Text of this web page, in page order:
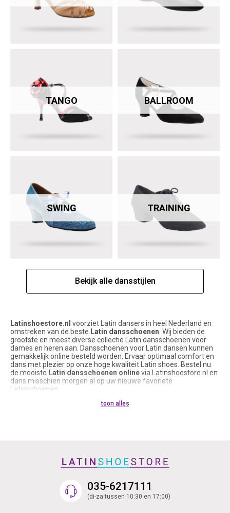
TANGO BALLROOM
SWING TRAINING
Bekijk alle dansstijlen
Latinshoestore.nl voorziet Latin dansers in heel Nederland en
omstreken van de beste Latin dansschoenen. Wij bieden de
grootste en meest diverse collectie Latin dansschoenen voor
dames en heren aan. Dansschoenen voor Latin dansen kunnen
gemakkelijk online besteld worden. Ervaar optimaal comfort en
dans met plezier op onze hoge kwaliteit Latin shoes. Bestel nu
de mooiste Latin dansschoenen onlinevia Latinshoestore.nl en
dans misschien morgen al op uw nieuwe favoriete
Latinschoenen.
Latin shoes en accessoires voorLatin dansschoenen
ondersteunen soepel draaibewegingen. Voor Latin dansers en
Latin dansschoenen bestaat uit dames- en heren
toon alles
035-6217111
(di-za tussen 10:30 en 17:00)